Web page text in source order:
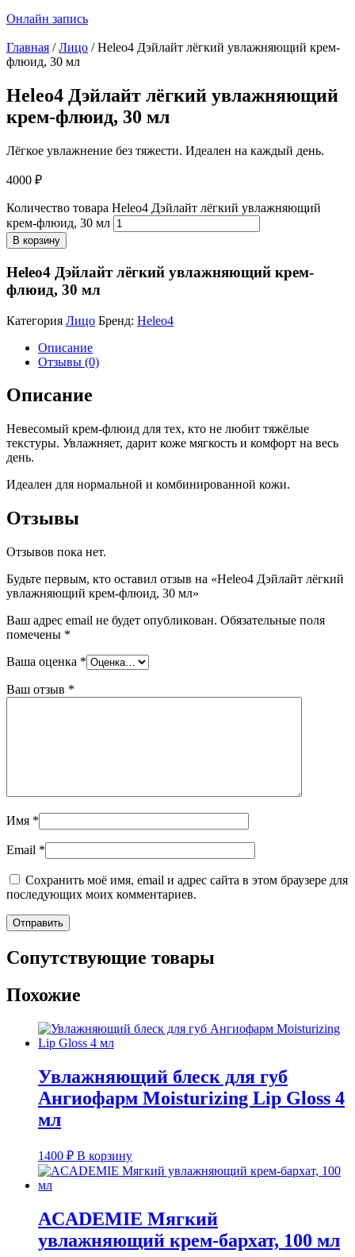
Онлайн запись
Главная /Лицо / Heleo4 Дэйлайт лёгкий увлажняющий крем-
флюид, 30 мл
Heleo4 Дэйлайт лёгкий увлажняющий
крем-флюид, 30 мл
Лёгкое увлажнение без тяжести. Идеален на каждый день.
4000 ₽
Количество товара Heleo4 Дэйлайт лёгкий увлажняющий
крем-флюид, 30 мл
В корзину
Heleo4 Дэйлайт лёгкий увлажняющий крем-
флюид, 30 мл
Категория Лицо Бренд: Heleo4
Описание
Отзывы (0)
Описание
Невесомый крем-флюид для тех, кто не любит тяжёлые
текстуры. Увлажняет, дарит коже мягкость и комфорт на весь
день.
Идеален для нормальной и комбинированной кожи.
Отзывы
Отзывов пока нет.
Будьте первым, кто оставил отзыв на «Heleo4 Дэйлайт лёгкий
увлажняющий крем-флюид, 30 мл»
Ваш адрес email не будет опубликован. Обязательные поля
помечены *
Ваша оценка *
Ваш отзыв *
Имя *
Email *
Сохранить моё имя, email и адрес сайта в этом браузере для
последующих моих комментариев.
Сопутствующие товары
Похожие
Увлажняющий блеск для губ
Ангиофарм Moisturizing Lip Gloss 4
мл
1400 ₽ В корзину
ACADEMIE Мягкий
увлажняющий крем-бархат, 100 мл